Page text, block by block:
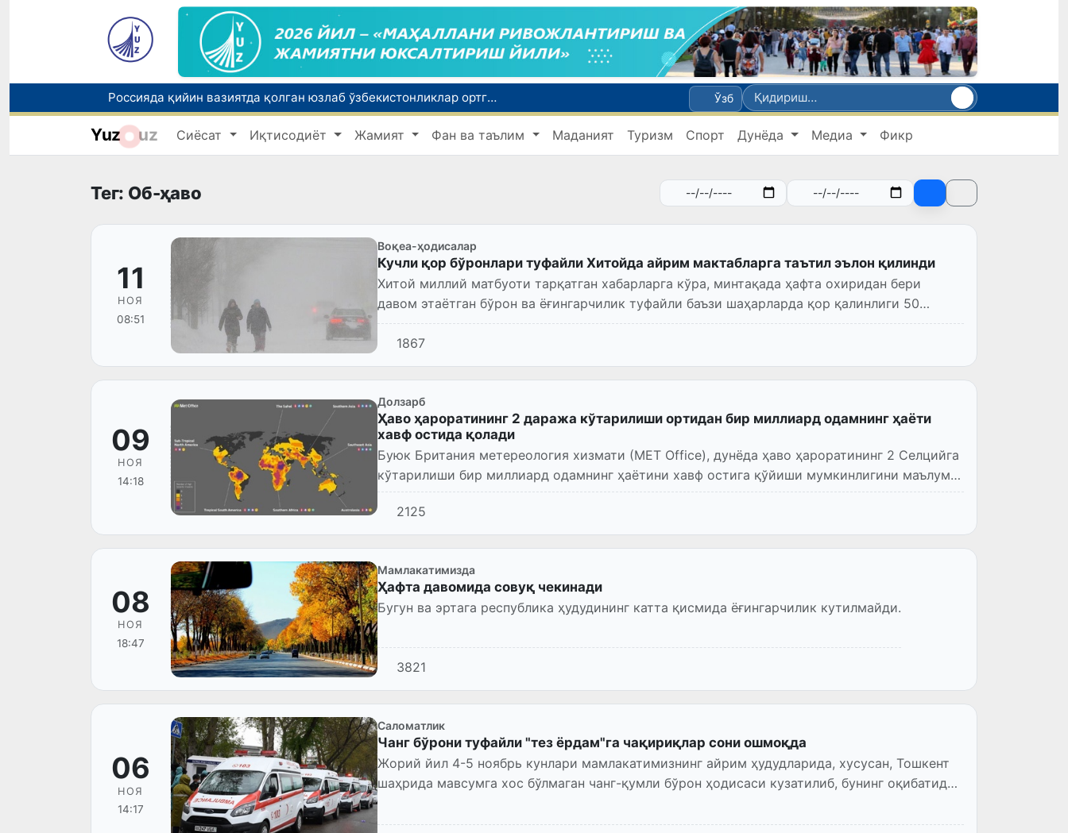
Россияда қийин вазиятда қолган юзлаб ўзбекистонликлар ортга қайтарилди
2030 йилгача хавфли чиқиндиларни қайта ишлаш даражаси 20 фоизга етказилади
Ўзбекистон илк бор Халқаро информатика олимпиадаси — IOI 2026га мезбонлик қилади
Ўзб
Yuz uz Сиёсат Иқтисодиёт Жамият Фан ва таълим Маданият Туризм Спорт Дунёда Медиа Фикр
Тег: Об-ҳаво
11
НОЯ
08:51
Воқеа-ҳодисалар
Кучли қор бўронлари туфайли Хитойда айрим мактабларга таътил эълон қилинди
Хитой миллий матбуоти тарқатган хабарларга кўра, минтақада ҳафта охиридан бери
давом этаётган бўрон ва ёғингарчилик туфайли баъзи шаҳарларда қор қалинлиги 50
сантиметрга етган.
1867
09
НОЯ
14:18
Долзарб
Ҳаво ҳароратининг 2 даража кўтарилиши ортидан бир миллиард одамнинг ҳаёти
хавф остида қолади
Буюк Британия метереология хизмати (MET Office), дунёда ҳаво ҳароратининг 2 Селцийга
кўтарилиши бир миллиард одамнинг ҳаётини хавф остига қўйиши мумкинлигини маълум
қилди.
2125
08
НОЯ
18:47
Мамлакатимизда
Ҳафта давомида совуқ чекинади
Бугун ва эртага республика ҳудудининг катта қисмида ёғингарчилик кутилмайди.
3821
06
НОЯ
14:17
Саломатлик
Чанг бўрони туфайли "тез ёрдам"га чақириқлар сони ошмоқда
Жорий йил 4-5 ноябрь кунлари мамлакатимизнинг айрим ҳудудларида, хусусан, Тошкент
шаҳрида мавсумга хос бўлмаган чанг-қумли бўрон ҳодисаси кузатилиб, бунинг оқибатида